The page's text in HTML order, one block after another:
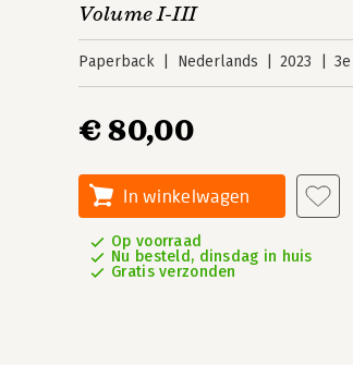
Volume I-III
Paperback Nederlands 2023
€ 80,00
In winkelwagen
Op voorraad
Nu besteld, dinsdag in huis
Gratis verzonden